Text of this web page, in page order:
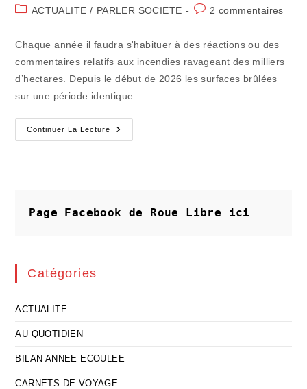
de
publiée :
PostACTUALITE / PARLER SOCIETE
Commentaires
2 commentaires
Chaque année il faudra s'habituer à des réactions ou des
commentaires relatifs aux incendies ravageant des milliers
d’hectares. Depuis le début de 2026 les surfaces brûlées
sur une période identique…
Continuer La Lecture
Y-
A-
Climatiques
Page Facebook de Roue Libre ici
Catégories
ACTUALITE
AU QUOTIDIEN
BILAN ANNEE ECOULEE
CARNETS DE VOYAGE